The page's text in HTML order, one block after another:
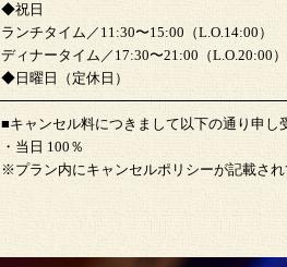
◆祝日
ランチタイム／11:30〜15:00（L.O.14:00）
ディナータイム／17:30〜21:00（L.O.20:00）
◆日曜日（定休日）
■キャンセル料につきまして以下の通り申し
・当日 100％
※プラン内にキャンセルポリシーが記載さ